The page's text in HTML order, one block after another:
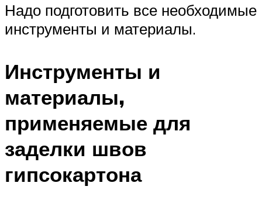
Надо подготовить все необходимые
инструменты и материалы.
Инструменты и
материалы,
применяемые для
заделки швов
гипсокартона